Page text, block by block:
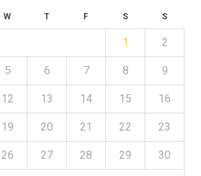
W T F S S
1 2
5 6 7 8 9
12 13 14 15 16
19 20 21 22 23
26 27 28 29 30